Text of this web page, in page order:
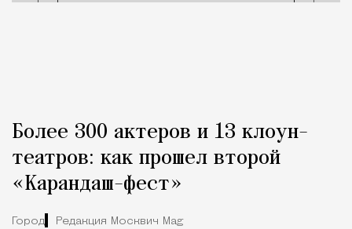
Более 300 актеров и 13 клоун-
театров: как прошел второй
«Карандаш-фест»
Город Редакция Москвич Mag